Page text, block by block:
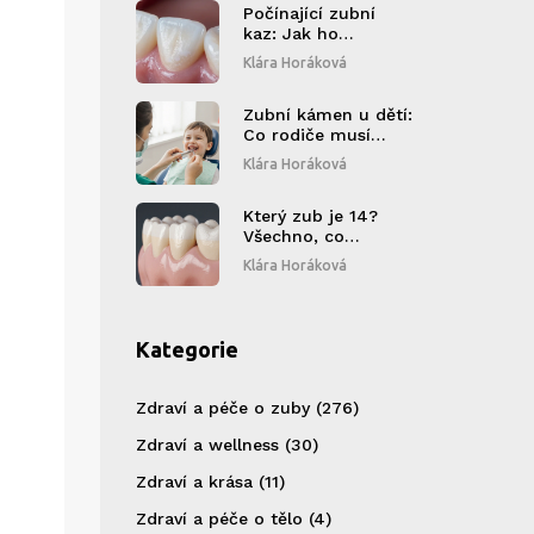
dásněmi
Počínající zubní
kaz: Jak ho
identifikovat,
zastavit a včas léčit
Klára Horáková
Zubní kámen u dětí:
Co rodiče musí
znát o příčinách,
rizicích a prevenci
Klára Horáková
Který zub je 14?
Všechno, co
potřebujete vědět o
zubní značení
Klára Horáková
Kategorie
Zdraví a péče o zuby (276)
Zdraví a wellness (30)
Zdraví a krása (11)
Zdraví a péče o tělo (4)